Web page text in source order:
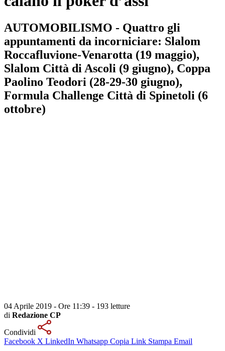
AUTOMOBILISMO - Quattro gli
appuntamenti da incorniciare: Slalom
Roccafluvione-Venarotta (19 maggio),
Slalom Città di Ascoli (9 giugno), Coppa
Paolino Teodori (28-29-30 giugno),
Formula Challenge Città di Spinetoli (6
ottobre)
04 Aprile 2019 - Ore 11:39 - 193 letture
di Redazione CP
Condividi
Facebook X LinkedIn Whatsapp Copia Link Stampa Email